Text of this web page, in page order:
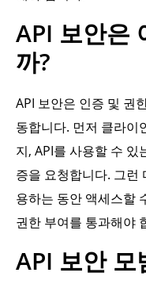
API 보안은
까?
API 보안은 인증 및 권
동합니다. 먼저 클라이
지, API를 사용할 수 있
증을 요청합니다. 그런
용하는 동안 액세스할
권한 부여를 통과해야
API 보안 모